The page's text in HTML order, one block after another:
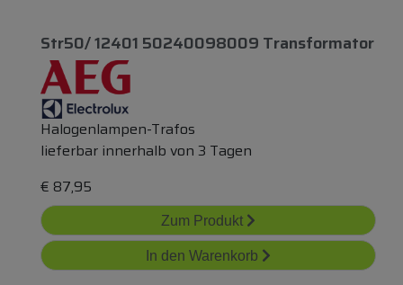
Str50/ 12401 50240098009 Transformator
Halogenlampen-Trafos
lieferbar innerhalb von 3 Tagen
€ 87,95
Zum Produkt
In den Warenkorb